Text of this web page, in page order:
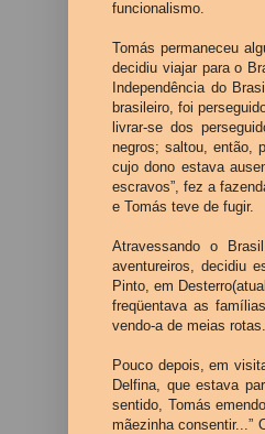
funcionalismo.
Tomás permaneceu
decidiu viajar para o
Independência do
brasileiro, foi
livrar-se dos
negros; saltou, então,
cujo dono estava
escravos”, fez a
e Tomás teve de fugir.
Atravessando o
aventureiros, decidiu
Pinto, em
freqüentava as
vendo-a de meias rotas.
Pouco depois, em
Delfina, que estava
sentido, Tomás
mãezinha consentir...”